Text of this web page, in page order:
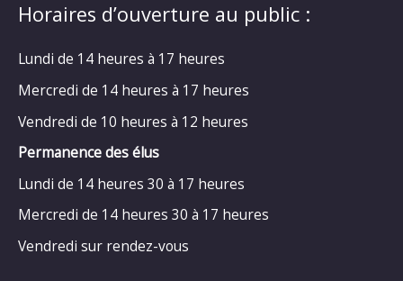
Horaires d’ouverture au public :
Lundi de 14 heures à 17 heures
Mercredi de 14 heures à 17 heures
Vendredi de 10 heures à 12 heures
Permanence des élus
Lundi de 14 heures 30 à 17 heures
Mercredi de 14 heures 30 à 17 heures
Vendredi sur rendez-vous